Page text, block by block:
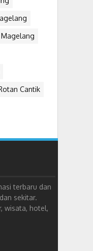
Cantik
terbaru dan
sekitar.
wisata, hotel,